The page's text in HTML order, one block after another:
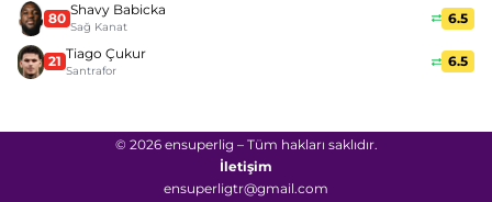
80 Shavy Babicka
Sağ Kanat
6.5
21 Tiago Çukur
Santrafor
6.5
© 2026 ensuperlig – Tüm hakları saklıdır.
İletişim
ensuperligtr@gmail.com